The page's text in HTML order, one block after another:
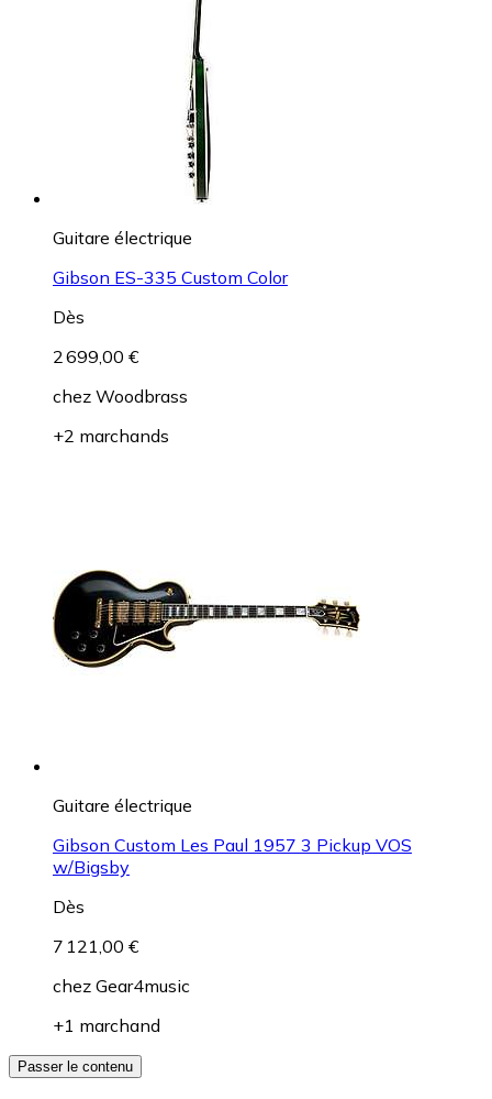
Guitare électrique
Gibson ES-335 Custom Color
Dès
2 699,00 €
chez Woodbrass
+2 marchands
Guitare électrique
Gibson Custom Les Paul 1957 3 Pickup VOS
w/Bigsby
Dès
7 121,00 €
chez Gear4music
+1 marchand
Passer le contenu